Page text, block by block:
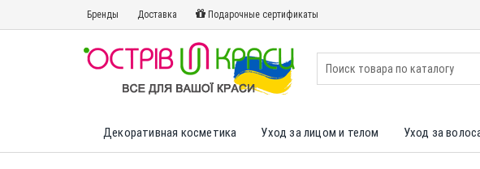
Бренды Доставка Подарочные сертификаты
Декоративная косметика Уход за лицом и телом Уход за